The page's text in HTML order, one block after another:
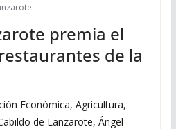
premia el
de la
Económica, Agricultura,
de Lanzarote, Ángel